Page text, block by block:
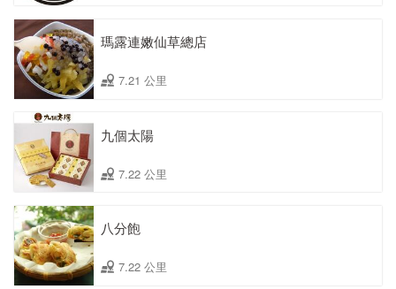
瑪露連嫩仙草總店
7.21 公里
九個太陽
7.22 公里
八分飽
7.22 公里